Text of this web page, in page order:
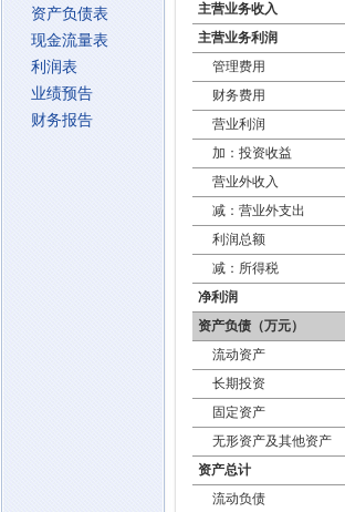
资产负债表
现金流量表
利润表
业绩预告
财务报告
主营业务收入
主营业务利润
管理费用
财务费用
营业利润
加：投资收益
营业外收入
减：营业外支出
利润总额
减：所得税
净利润
资产负债（万元）
流动资产
长期投资
固定资产
无形资产及其他资产
资产总计
流动负债